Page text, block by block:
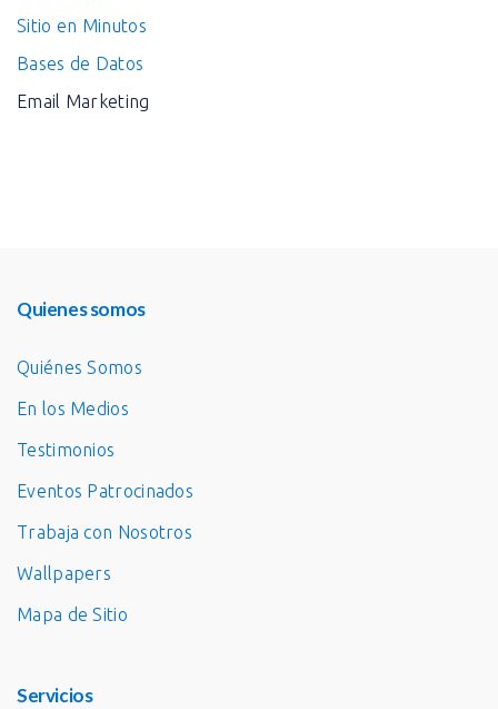
Sitio en Minutos
Bases de Datos
Email Marketing
Quienes somos
Quiénes Somos
En los Medios
Testimonios
Eventos Patrocinados
Trabaja con Nosotros
Wallpapers
Mapa de Sitio
Servicios